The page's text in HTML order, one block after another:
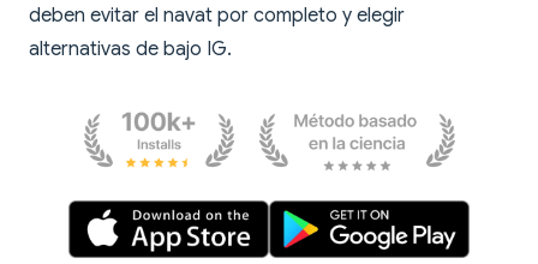
deben evitar el navat por completo y elegir
alternativas de bajo IG.